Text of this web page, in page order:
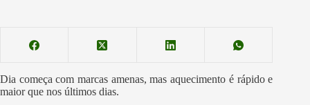
Dia começa com marcas amenas, mas aquecimento é rápido e
maior que nos últimos dias.